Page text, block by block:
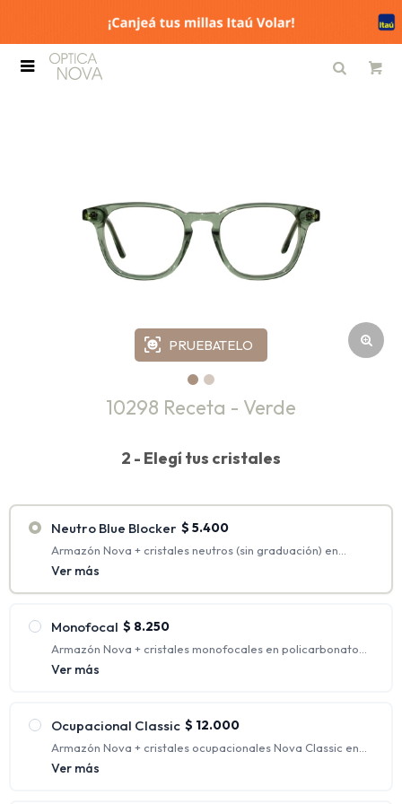

PRUEBATELO
10298 Receta - Verde
2 - Elegí tus cristales
Neutro Blue Blocker $ 5.400
Armazón Nova + cristales neutros (sin graduación) en
policarbonato con antirreflejo + Blue Blocker.
Ver más
Monofocal $ 8.250
Armazón Nova + cristales monofocales en policarbonato
con protección UV y antirreflejo. (Rango de graduaciones
Ver más
Ocupacional Classic $ 12.000
Armazón Nova + cristales ocupacionales Nova Classic en
orgánico con protección UV y antirreflejo.
Ver más